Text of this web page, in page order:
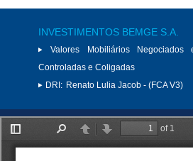
INVESTIMENTOS BEMGE S.A.
Valores Mobiliários
Controladas e Coligadas
DRI: Renato Lulia Jacob - (FCA V3)